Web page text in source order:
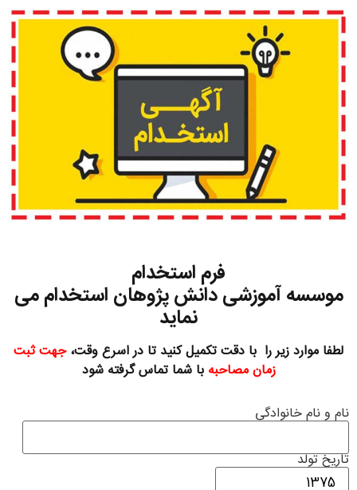
فرم استخدام
موسسه آموزشی دانش پژوهان استخدام می
نماید
لطفا موارد زیر را با دقت تکمیل کنید تا در اسرع وقت،جهت ثبت
زمان مصاحبه با شما تماس گرفته شود
نام و نام خانوادگی
تاریخ تولد